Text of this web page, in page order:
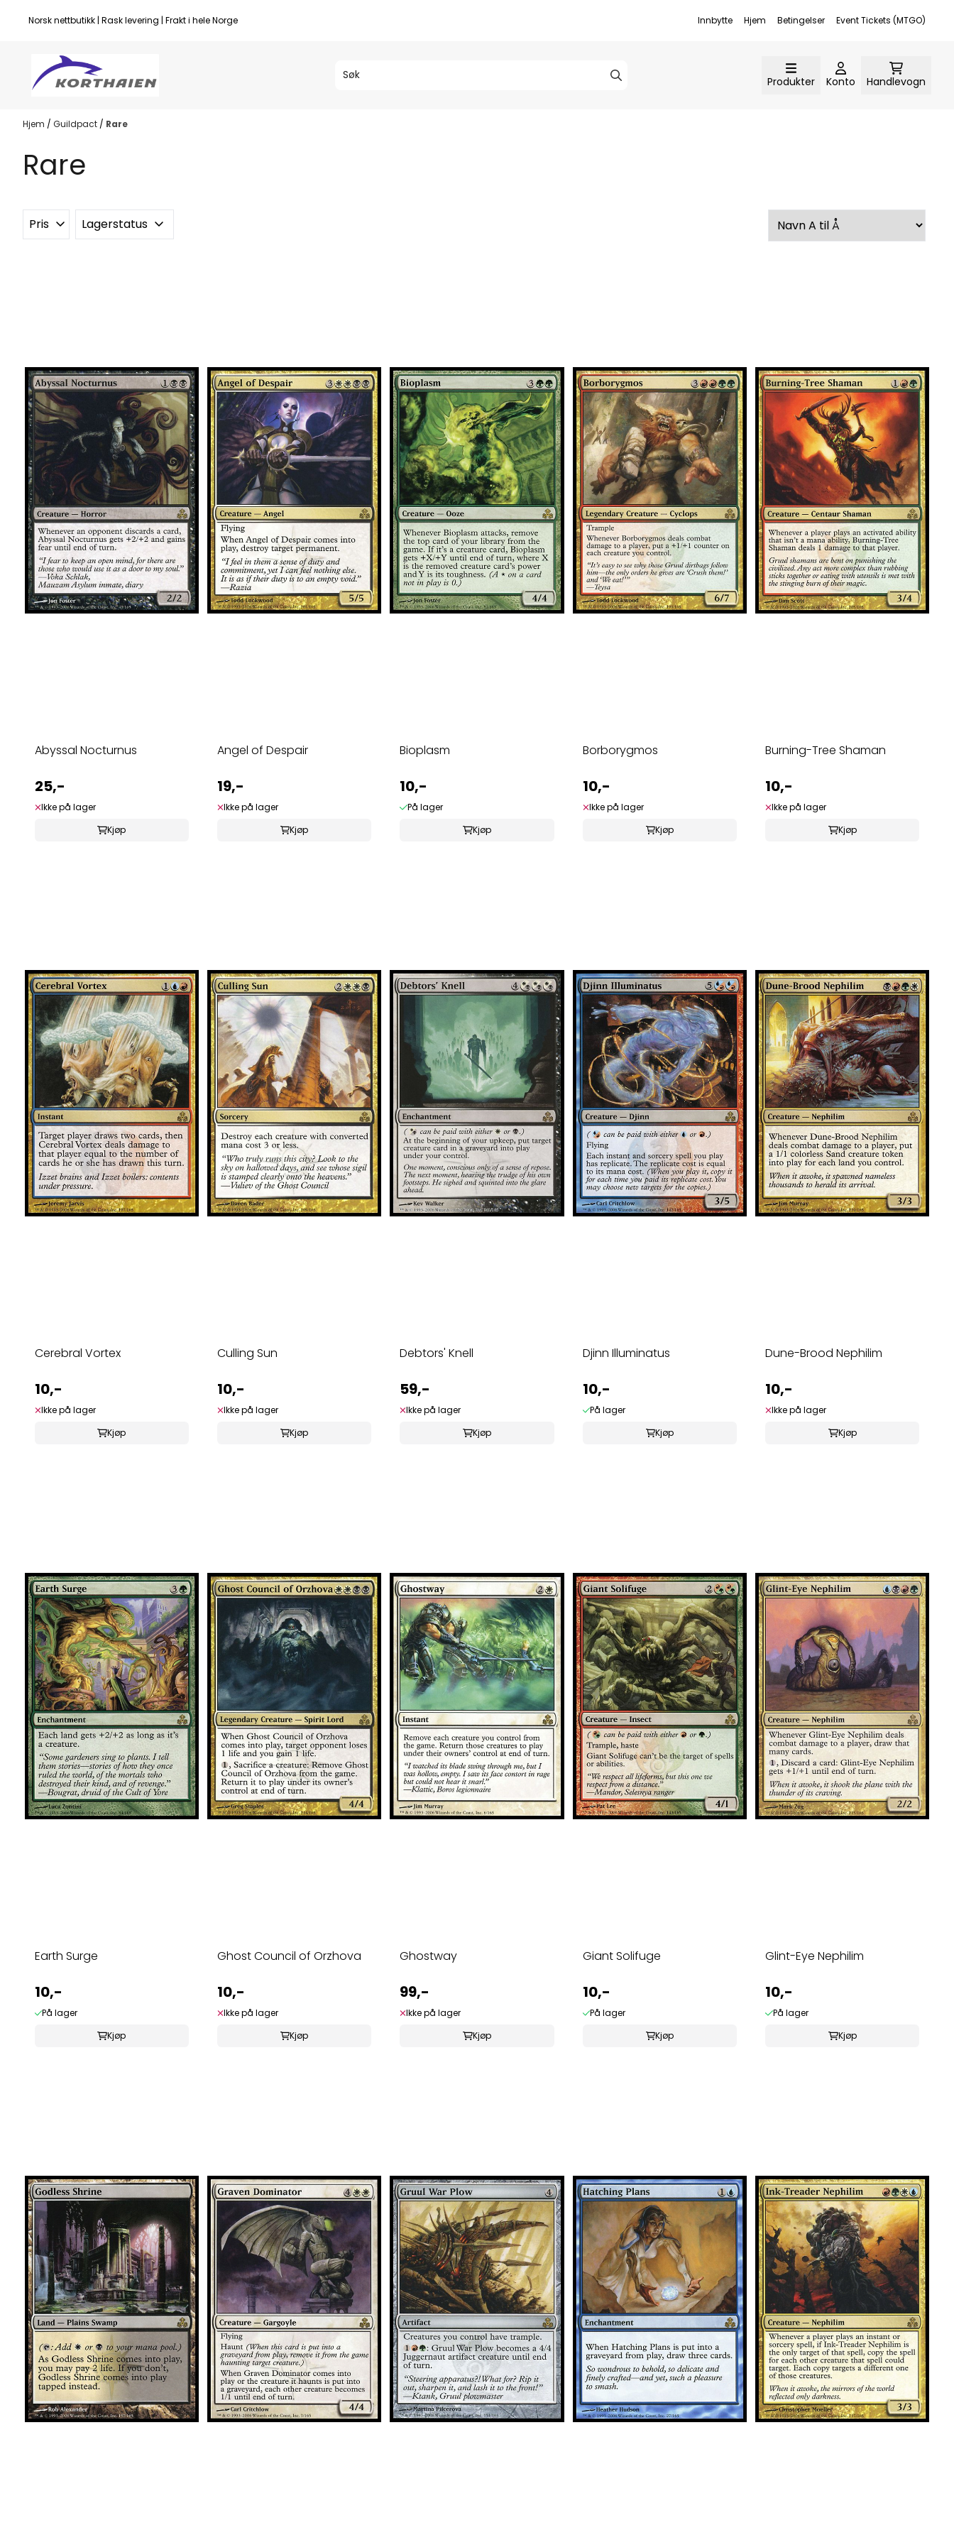
Hopp til innhold
Norsk nettbutikk | Rask levering | Frakt i hele Norge Innbytte Hjem Betingelser Event Tickets (MTGO)
Produkter Konto Handlevogn
Hjem / Guildpact / Rare
Rare
Pris Lagerstatus
Abyssal Nocturnus
25,-
Ikke på lager
Kjøp
Angel of Despair
19,-
Ikke på lager
Kjøp
Bioplasm
10,-
På lager
Kjøp
Borborygmos
10,-
Ikke på lager
Kjøp
Burning-Tree Shaman
10,-
Ikke på lager
Kjøp
Cerebral Vortex
10,-
Ikke på lager
Kjøp
Culling Sun
10,-
Ikke på lager
Kjøp
Debtors' Knell
59,-
Ikke på lager
Kjøp
Djinn Illuminatus
10,-
På lager
Kjøp
Dune-Brood Nephilim
10,-
Ikke på lager
Kjøp
Earth Surge
10,-
På lager
Kjøp
Ghost Council of Orzhova
10,-
Ikke på lager
Kjøp
Ghostway
99,-
Ikke på lager
Kjøp
Giant Solifuge
10,-
På lager
Kjøp
Glint-Eye Nephilim
10,-
På lager
Kjøp